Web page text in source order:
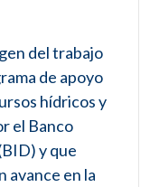
del trabajo
de apoyo
hídricos y
el Banco
y que
avance en la